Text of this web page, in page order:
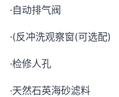
·自动排气阀
·(反冲洗观察窗(可选配)
·检修人孔
·天然石英海砂滤料